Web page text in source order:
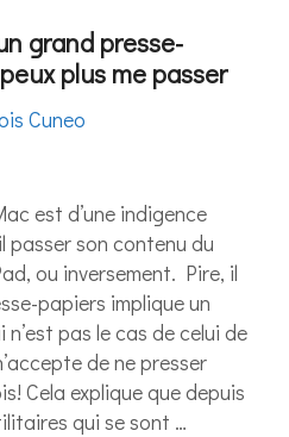
grand presse-
plus me passer
Cuneo
est d’une indigence
son contenu du
ou inversement. Pire, il
papiers implique un
pas le cas de celui de
de ne presser
Cela explique que depuis
qui se sont …